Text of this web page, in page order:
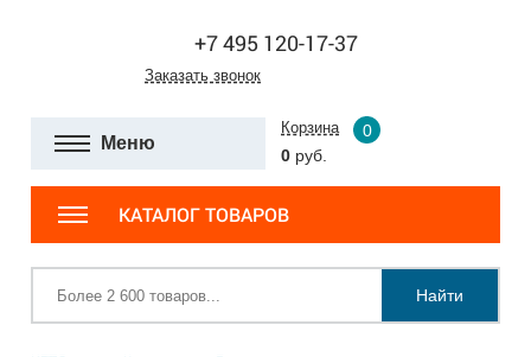
+7 495 120-17-37
Заказать звонок
Меню
Корзина
0
0 руб.
КАТАЛОГ ТОВАРОВ
Найти